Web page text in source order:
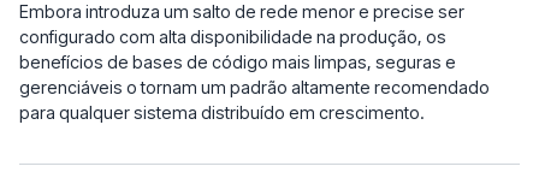
Embora introduza um salto de rede menor e precise ser
configurado com alta disponibilidade na produção, os
benefícios de bases de código mais limpas, seguras e
gerenciáveis ​​o tornam um padrão altamente recomendado
para qualquer sistema distribuído em crescimento.